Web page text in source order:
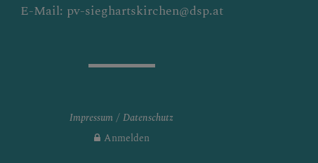
E-Mail: pv-sieghartskirchen@dsp.at
Impressum
Datenschutz
Anmelden